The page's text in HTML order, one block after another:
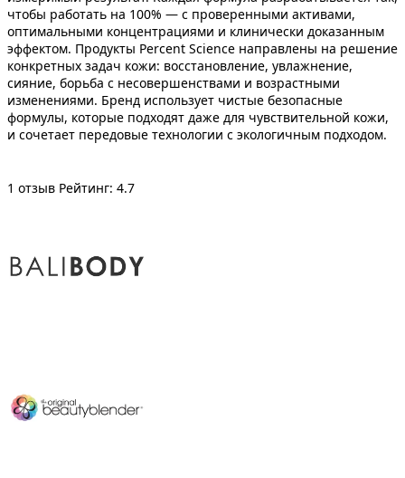
чтобы работать на 100% — с проверенными активами,
оптимальными концентрациями и клинически доказанным
эффектом. Продукты Percent Science направлены на решение
конкретных задач кожи: восстановление, увлажнение,
сияние, борьба с несовершенствами и возрастными
изменениями. Бренд использует чистые безопасные
формулы, которые подходят даже для чувствительной кожи,
и сочетает передовые технологии с экологичным подходом.
1 отзыв Рейтинг: 4.7